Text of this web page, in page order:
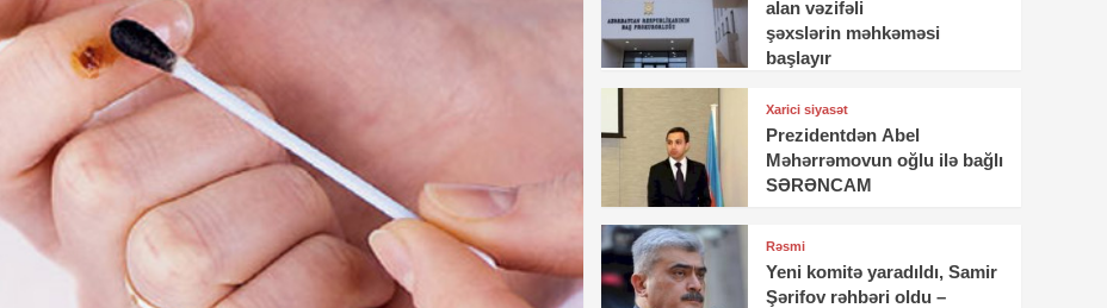
alan vəzifəli
şəxslərin məhkəməsi
başlayır
Xarici siyasət
Prezidentdən Abel
Məhərrəmovun oğlu ilə bağlı
SƏRƏNCAM
Rəsmi
Yeni komitə yaradıldı, Samir
Şərifov rəhbəri oldu –